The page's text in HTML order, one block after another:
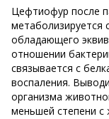
Цефтиофур после
метаболизируется
обладающего
отношении
связывается с
воспаления.
организма
меньшей степени с